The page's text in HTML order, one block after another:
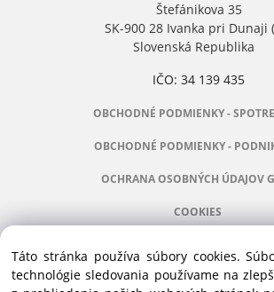
Štefánikova 35
SK-900 28 Ivanka pri Dunaji
Slovenská Republika
IČO: 34 139 435
OBCHODNÉ PODMIENKY -
OBCHODNÉ PODMIENKY -
OCHRANA OSOBNÝCH ÚDAJOV
COOKIES
Táto stránka používa súbory cookies.
technológie sledovania používame na